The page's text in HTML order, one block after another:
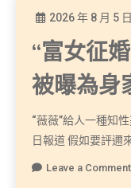
2026 年 8 月 5 日
“富女征
被曝為身
“薇薇”給人一種知
日報道 假如要評邇
Leave a Comment